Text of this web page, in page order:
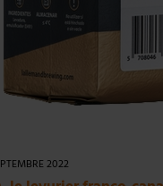
2022